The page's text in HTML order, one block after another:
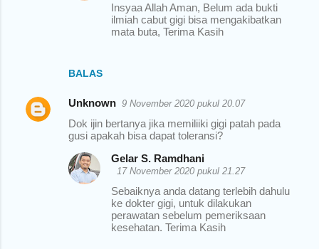
BALAS
Insyaa Allah Aman, Belum ada bukti
ilmiah cabut gigi bisa mengakibatkan
mata buta, Terima Kasih
Unknown 9 November 2020 pukul 20.07
Dok ijin bertanya jika memiliiki gigi patah pada
gusi apakah bisa dapat toleransi?
Gelar S. Ramdhani
17 November 2020 pukul 21.27
Sebaiknya anda datang terlebih dahulu
ke dokter gigi, untuk dilakukan
perawatan sebelum pemeriksaan
kesehatan. Terima Kasih